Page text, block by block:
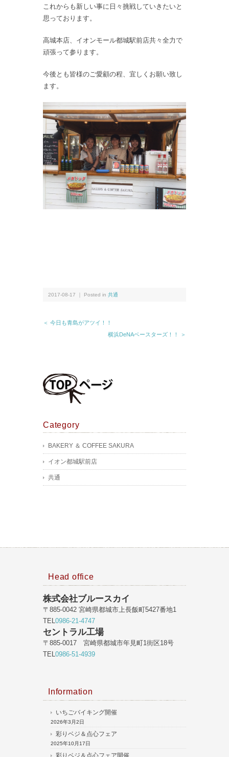
これからも新しい事に日々挑戦していきたいと
思っております。
高城本店、イオンモール都城駅前店共々全力で
頑張って参ります。
今後とも皆様のご愛顧の程、宜しくお願い致し
ます。
2017-08-17 ｜ Posted in 共通
＜ 今日も青島がアツイ！！
横浜DeNAベースターズ！！ ＞
Category
BAKERY ＆ COFFEE SAKURA
イオン都城駅前店
共通
Head office
株式会社ブルースカイ
〒885-0042 宮崎県都城市上長飯町5427番地1
TEL 0986-21-4747
セントラル工場
〒885-0017 宮崎県都城市年見町1街区18号
TEL 0986-51-4939
Information
いちごバイキング開催
2026年3月2日
彩りベジ＆点心フェア
2025年10月17日
彩りベジ＆点心フェア開催